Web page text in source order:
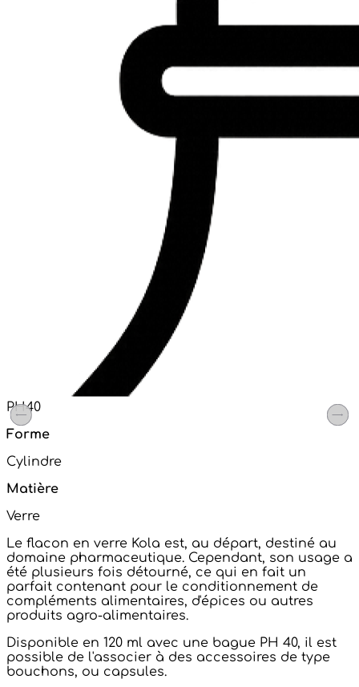
PH40
Forme
Cylindre
Matière
Verre
Le flacon en verre Kola est, au départ, destiné au
domaine pharmaceutique. Cependant, son usage a
été plusieurs fois détourné, ce qui en fait un
parfait contenant pour le conditionnement de
compléments alimentaires, d'épices ou autres
produits agro-alimentaires.
Disponible en 120 ml avec une bague PH 40, il est
possible de l'associer à des accessoires de type
bouchons, ou capsules.